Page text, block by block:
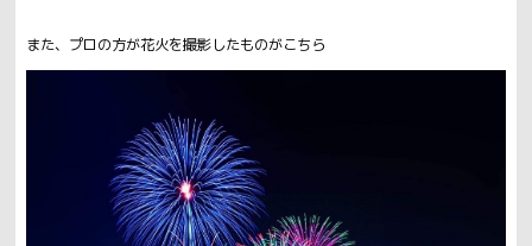
また、プロの方が花火を撮影したものがこちら